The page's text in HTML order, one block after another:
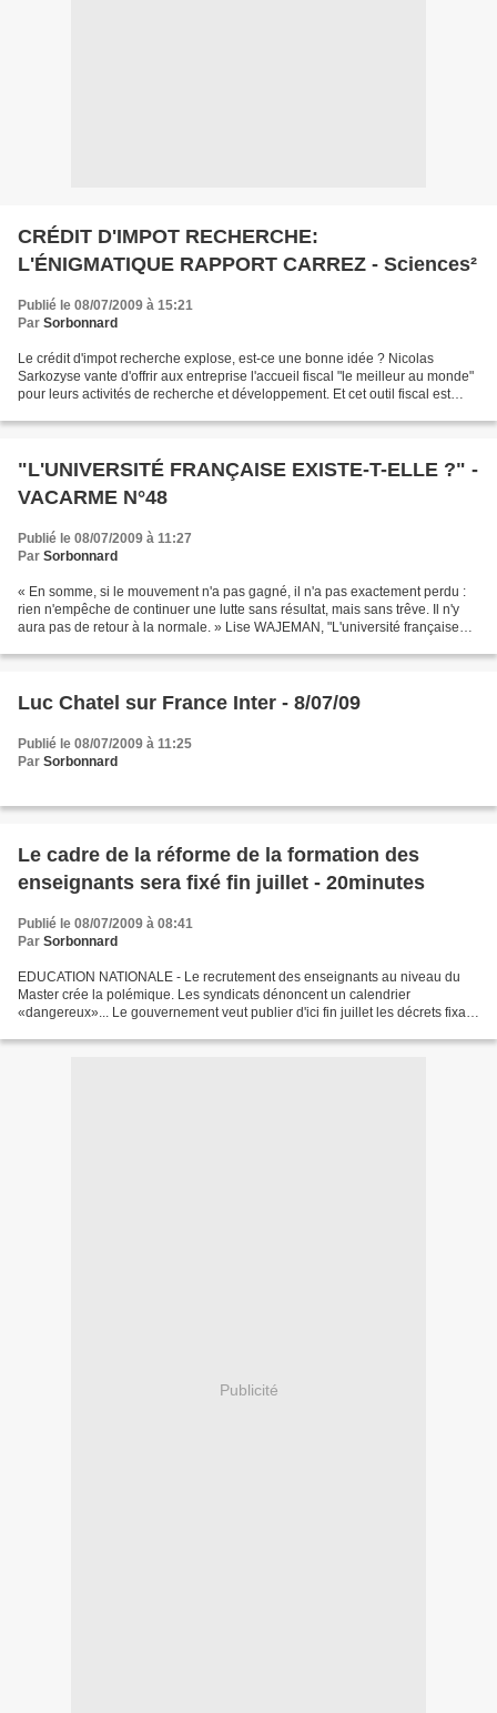
CRÉDIT D'IMPOT RECHERCHE:
L'ÉNIGMATIQUE RAPPORT CARREZ - Sciences²
Publié le 08/07/2009 à 15:21
Par Sorbonnard
Le crédit d'impot recherche explose, est-ce une bonne idée ? Nicolas
Sarkozyse vante d'offrir aux entreprise l'accueil fiscal "le meilleur au monde"
pour leurs activités de recherche et développement. Et cet outil fiscal est
"L'UNIVERSITÉ FRANÇAISE EXISTE-T-ELLE ?" -
VACARME N°48
Publié le 08/07/2009 à 11:27
Par Sorbonnard
« En somme, si le mouvement n'a pas gagné, il n'a pas exactement perdu :
rien n'empêche de continuer une lutte sans résultat, mais sans trêve. Il n'y
aura pas de retour à la normale. » Lise WAJEMAN, "L'université française
Luc Chatel sur France Inter - 8/07/09
Publié le 08/07/2009 à 11:25
Par Sorbonnard
Le cadre de la réforme de la formation des
enseignants sera fixé fin juillet - 20minutes
Publié le 08/07/2009 à 08:41
Par Sorbonnard
EDUCATION NATIONALE - Le recrutement des enseignants au niveau du
Master crée la polémique. Les syndicats dénoncent un calendrier
«dangereux»... Le gouvernement veut publier d'ici fin juillet les décrets fixant
Publicité